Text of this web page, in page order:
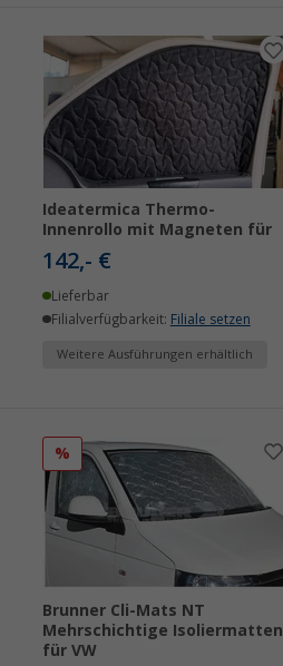
Ideatermica Thermo-
Innenrollo mit Magneten für
142,- €
Lieferbar
Filialverfügbarkeit: Filiale setzen
Weitere Ausführungen erhältlich
%
Brunner Cli-Mats NT
Mehrschichtige Isoliermatten
für VW